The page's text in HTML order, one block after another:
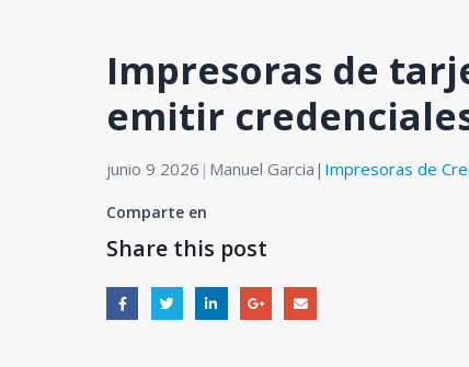
Impresoras de
emitir
junio 9 2026 | Manuel Garcia | Impresoras de
Comparte en
Share this post